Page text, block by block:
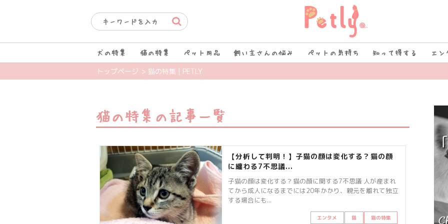
犬の特集 猫の特集 ペット用品 飼い主さんの悩み ペットの気持ち 知って得する エン
トップページ > 猫の特集 | PETLY
猫の特集の記事一覧
【分析して判明！】子猫の顔は変化する？猫の顔
に纏わる7不思議...
子猫の顔は変化する？猫の顔に関する7不思議 人が産まれ
てから成人になるまでには20年かかり、親元を離れて独立
する場合にも...
エンタメ 猫 猫の特集